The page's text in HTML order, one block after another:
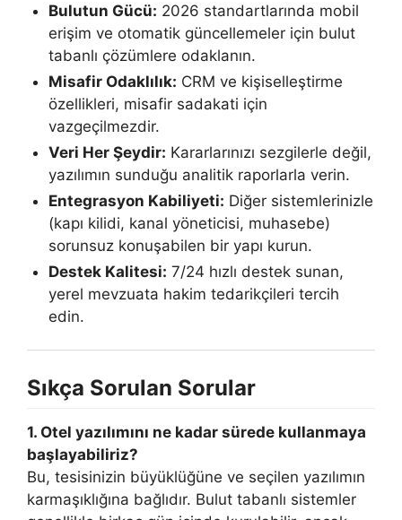
Bulutun Gücü: 2026 standartlarında mobil
erişim ve otomatik güncellemeler için bulut
tabanlı çözümlere odaklanın.
Misafir Odaklılık: CRM ve kişiselleştirme
özellikleri, misafir sadakati için
vazgeçilmezdir.
Veri Her Şeydir: Kararlarınızı sezgilerle değil,
yazılımın sunduğu analitik raporlarla verin.
Entegrasyon Kabiliyeti: Diğer sistemlerinizle
(kapı kilidi, kanal yöneticisi, muhasebe)
sorunsuz konuşabilen bir yapı kurun.
Destek Kalitesi: 7/24 hızlı destek sunan,
yerel mevzuata hakim tedarikçileri tercih
edin.
Sıkça Sorulan Sorular
1. Otel yazılımını ne kadar sürede kullanmaya
başlayabiliriz?
Bu, tesisinizin büyüklüğüne ve seçilen yazılımın
karmaşıklığına bağlıdır. Bulut tabanlı sistemler